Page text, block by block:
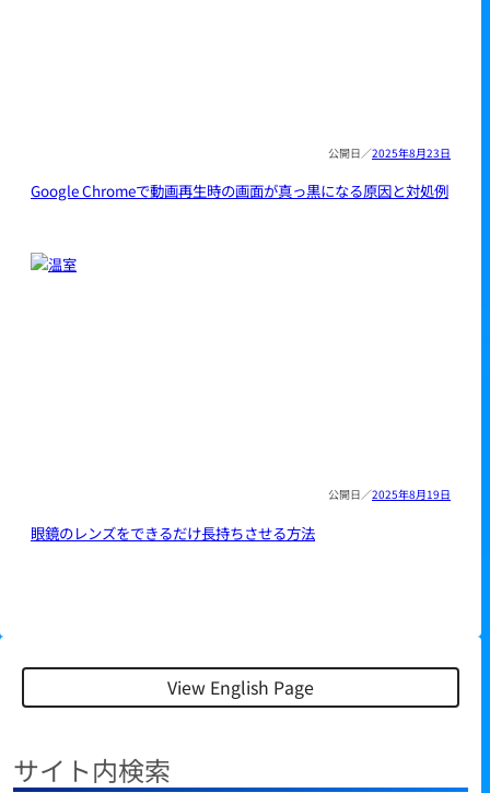
2025年8月23日
Google Chromeで動画再生時の画面が真っ黒になる原因と対処例
2025年8月19日
眼鏡のレンズをできるだけ長持ちさせる方法
View English Page
サイト内検索